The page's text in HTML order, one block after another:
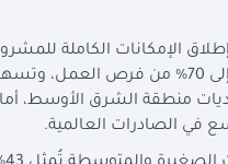
الإمكانات الكاملة
منطقة الشرق الأوسط،
في الصادرات العالمية.